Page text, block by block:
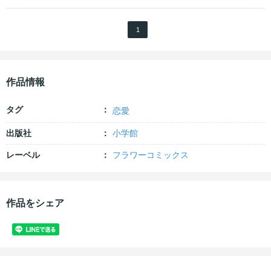
1
作品情報
タグ 恋愛
出版社 小学館
レーベル フラワーコミックス
作品をシェア